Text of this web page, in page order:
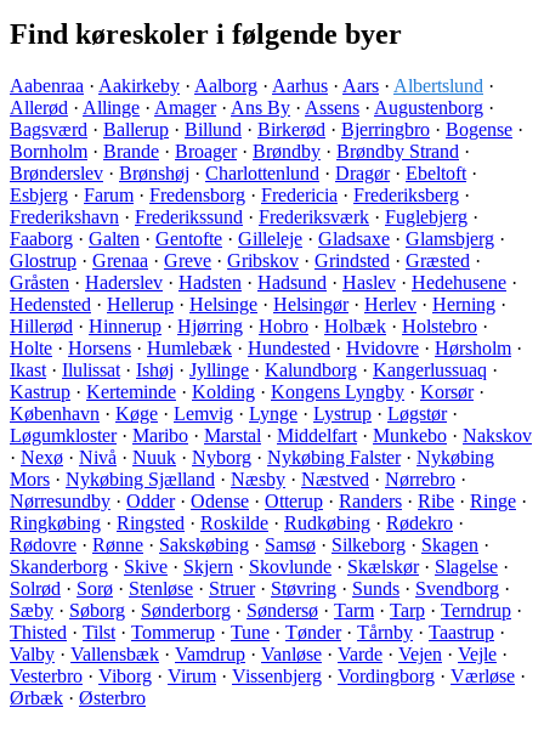
Find køreskoler i følgende byer
Aabenraa · Aakirkeby · Aalborg · Aarhus · Aars · Albertslund ·
Allerød · Allinge · Amager· Ans By · Assens · Augustenborg ·
Bagsværd · Ballerup · Billund · Birkerød · Bjerringbro · Bogense ·
Bornholm · Brande · Broager· Brøndby · Brøndby Strand ·
Brønderslev · Brønshøj · Charlottenlund · Dragør· Ebeltoft ·
Esbjerg · Farum · Fredensborg · Fredericia · Frederiksberg ·
Frederikshavn · Frederikssund · Frederiksværk · Fuglebjerg ·
Faaborg · Galten · Gentofte · Gilleleje · Gladsaxe · Glamsbjerg ·
Glostrup · Grenaa · Greve · Gribskov · Grindsted · Græsted ·
Gråsten · Haderslev · Hadsten · Hadsund · Haslev · Hedehusene ·
Hedensted · Hellerup · Helsinge · Helsingør· Herlev · Herning ·
Hillerød · Hinnerup · Hjørring · Hobro · Holbæk · Holstebro ·
Holte · Horsens · Humlebæk · Hundested · Hvidovre · Hørsholm ·
Ikast · Ilulissat · Ishøj · Jyllinge · Kalundborg · Kangerlussuaq ·
Kastrup · Kerteminde · Kolding · Kongens Lyngby · Korsør·
København · Køge · Lemvig · Lynge · Lystrup · Løgstør·
Løgumkloster· Maribo · Marstal · Middelfart · Munkebo · Nakskov
· Nexø · Nivå · Nuuk · Nyborg · Nykøbing Falster· Nykøbing
Mors · Nykøbing Sjælland · Næsby · Næstved · Nørrebro ·
Nørresundby · Odder· Odense · Otterup · Randers · Ribe · Ringe ·
Ringkøbing · Ringsted · Roskilde · Rudkøbing · Rødekro ·
Rødovre · Rønne · Sakskøbing · Samsø · Silkeborg · Skagen ·
Skanderborg · Skive · Skjern · Skovlunde · Skælskør· Slagelse ·
Solrød · Sorø · Stenløse · Struer· Støvring · Sunds · Svendborg ·
Sæby · Søborg · Sønderborg · Søndersø · Tarm · Tarp · Terndrup ·
Thisted · Tilst · Tommerup · Tune · Tønder· Tårnby · Taastrup ·
Valby · Vallensbæk · Vamdrup · Vanløse · Varde · Vejen · Vejle ·
Vesterbro · Viborg · Virum · Vissenbjerg · Vordingborg · Værløse ·
Ørbæk · Østerbro